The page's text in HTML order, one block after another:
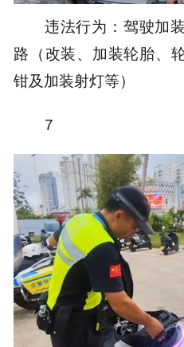
违法行为：驾驶加
路（改装、加装轮胎、
钳及加装射灯等）
7